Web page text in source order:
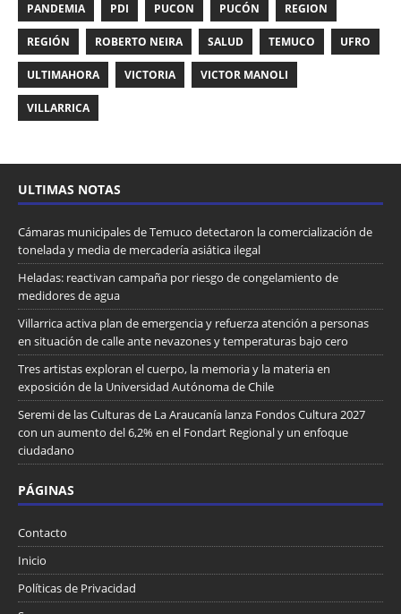
PANDEMIA PDI PUCON PUCÓN REGION
REGIÓN ROBERTO NEIRA SALUD TEMUCO UFRO
ULTIMAHORA VICTORIA VICTOR MANOLI
VILLARRICA
ULTIMAS NOTAS
Cámaras municipales de Temuco detectaron la comercialización de
tonelada y media de mercadería asiática ilegal
Heladas: reactivan campaña por riesgo de congelamiento de
medidores de agua
Villarrica activa plan de emergencia y refuerza atención a personas
en situación de calle ante nevazones y temperaturas bajo cero
Tres artistas exploran el cuerpo, la memoria y la materia en
exposición de la Universidad Autónoma de Chile
Seremi de las Culturas de La Araucanía lanza Fondos Cultura 2027
con un aumento del 6,2% en el Fondart Regional y un enfoque
ciudadano
PÁGINAS
Contacto
Inicio
Políticas de Privacidad